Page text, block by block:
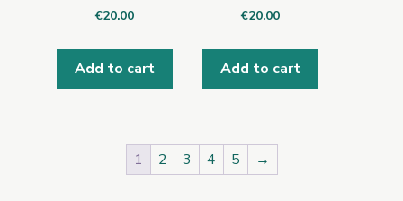
€20.00
Add to cart
€20.00
Add to cart
1 2 3 4 5 →